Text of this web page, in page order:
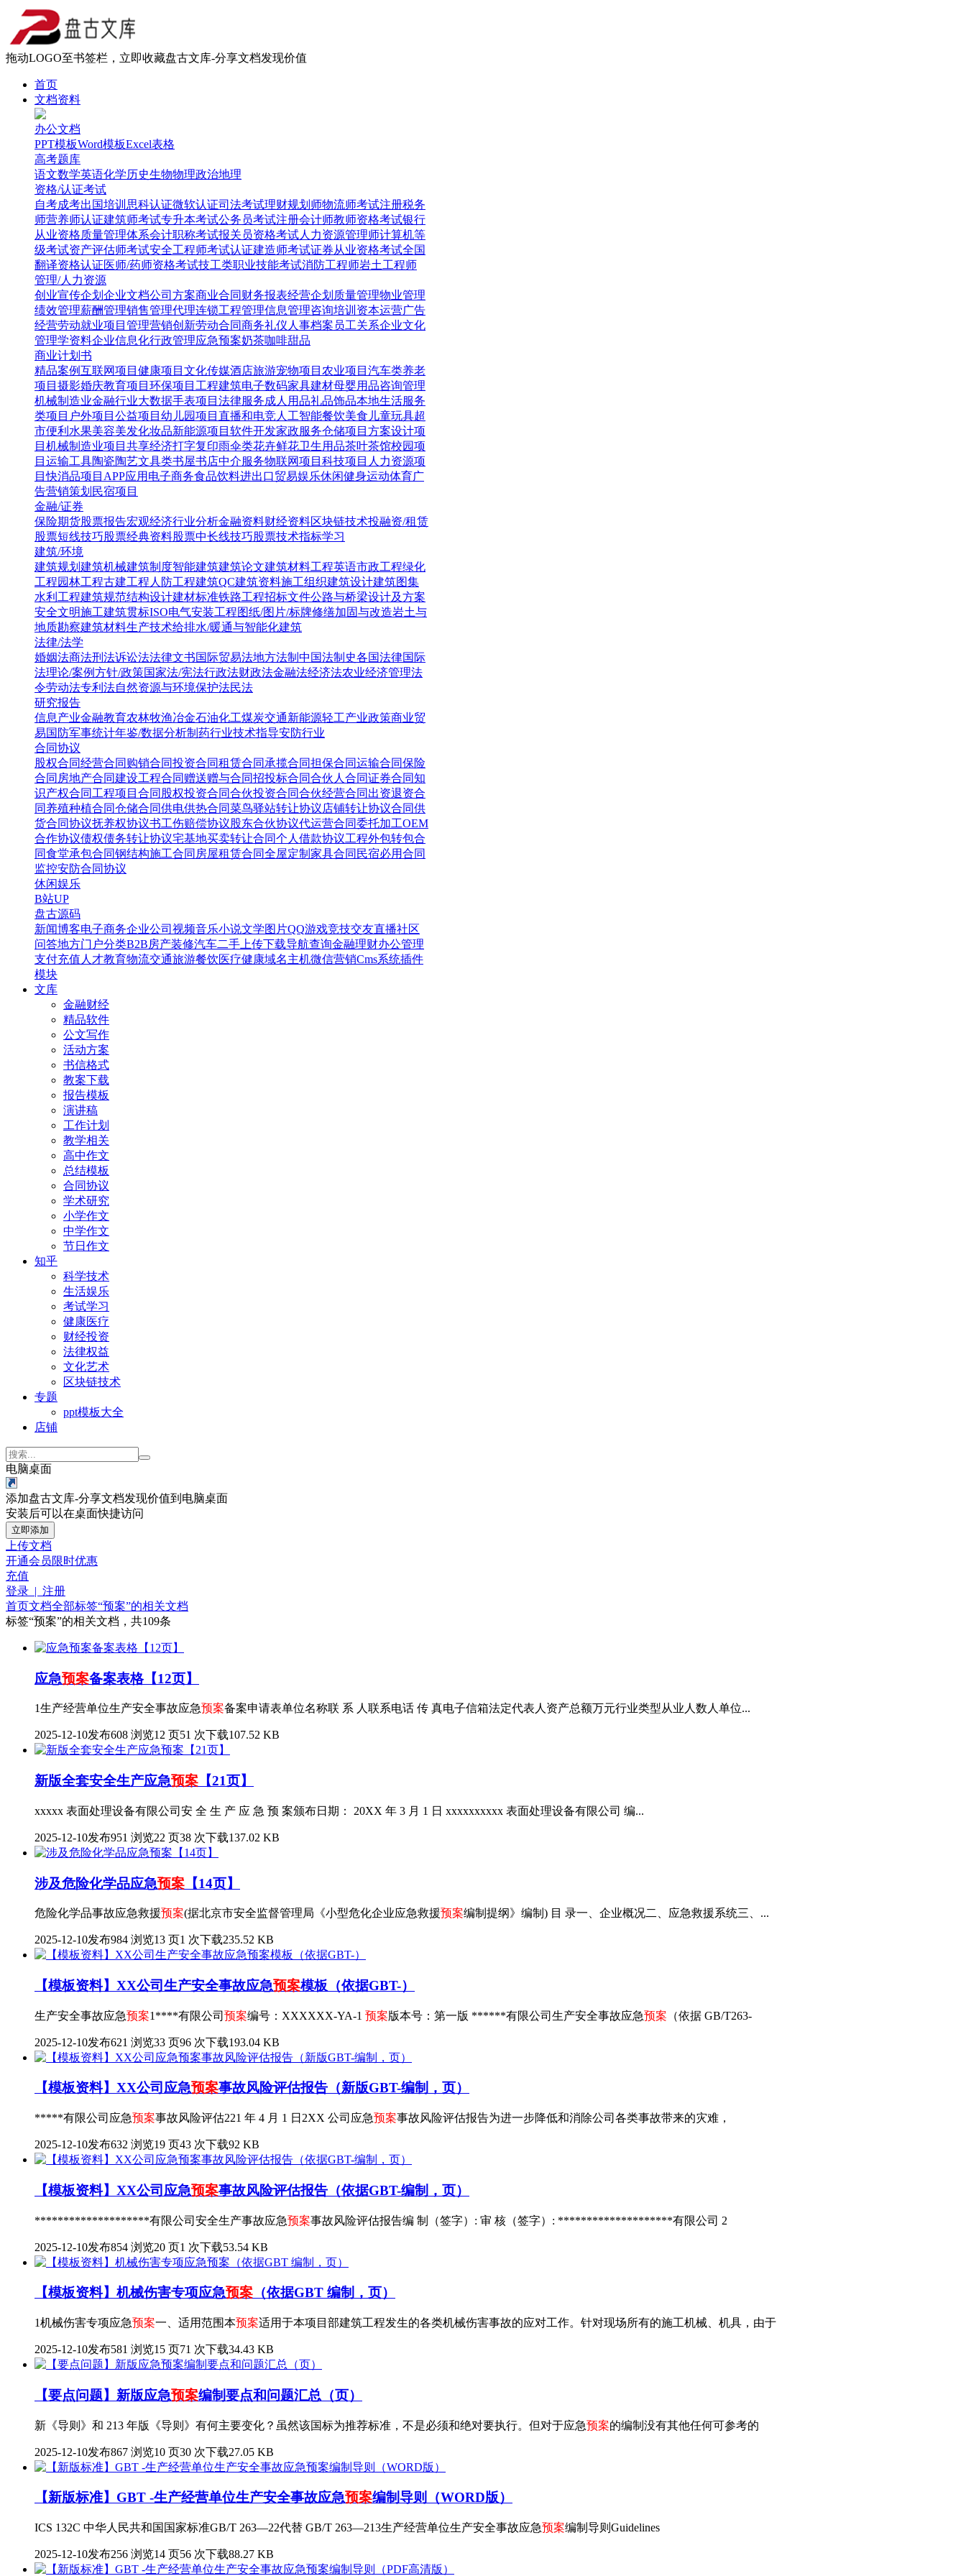
拖动LOGO至书签栏，立即收藏盘古文库-分享文档发现价值
首页
文档资料
办公文档
PPT模板Word模板Excel表格
高考题库
语文数学英语化学历史生物物理政治地理
资格/认证考试
自考成考出国培训 思科认证微软认证司法考试理财规划师物流师考试注册税务
师营养师认证建筑师考试专升本考试公务员考试注册会计师教师资格考试银行
从业资格质量管理体系会计职称考试报关员资格考试人力资源管理师计算机等
级考试资产评估师考试安全工程师考试认证建造师考试证券从业资格考试全国
翻译资格认证医师/药师资格考试技工类职业技能考试消防工程师岩土工程师
管理/人力资源
创业宣传企划 企业文档公司方案商业合同 财务报表经营企划 质量管理物业管理
绩效管理薪酬管理销售管理代理连锁工程管理信息管理咨询培训 资本运营广告
经营劳动就业项目管理营销创新劳动合同商务礼仪 人事档案 员工关系企业文化
管理学资料企业信息化行政管理应急预案奶茶咖啡甜品
商业计划书
精品案例互联网项目 健康项目 文化传媒酒店旅游宠物项目 农业项目 汽车类养老
项目 摄影婚庆教育项目 环保项目 工程建筑电子数码家具建材母婴用品咨询管理
机械制造业金融行业大数据手表项目 法律服务成人用品礼品饰品本地生活服务
类项目 户外项目 公益项目 幼儿园项目 直播和电竞人工智能餐饮美食 儿童玩具超
市便利水果美容美发化妆品新能源项目 软件开发家政服务仓储项目 方案设计项
目 机械制造业项目 共享经济打字复印雨伞类花卉鲜花卫生用品茶叶茶馆校园项
目 运输工具陶瓷陶艺文具类书屋书店中介服务物联网项目 科技项目 人力资源项
目快消品项目 APP应用 电子商务食品饮料进出口贸易娱乐休闲健身运动体育广
告营销策划 民宿项目
金融/证券
保险期货股票报告宏观经济行业分析金融资料财经资料区块链技术投融资/租赁
股票短线技巧股票经典资料股票中长线技巧股票技术指标学习
建筑/环境
建筑规划 建筑机械建筑制度智能建筑建筑论文建筑材料工程英语市政工程绿化
工程园林工程古建工程 人防工程建筑QC建筑资料施工组织建筑设计建筑图集
水利工程建筑规范结构设计建材标准铁路工程招标文件公路与桥梁设计及方案
安全文明施工建筑贯标ISO电气安装工程图纸/图片/标牌修缮加固与改造岩土与
地质勘察建筑材料生产技术给排水/暖通与智能化建筑
法律/法学
婚姻法商法刑法诉讼法法律文书国际贸易法地方法制 中国法制史各国法律国际
法理论/案例方针/政策国家法/宪法行政法财政法金融法经济法农业经济管理法
令劳动法专利法自然资源与环境保护法民法
研究报告
信息产业金融教育农林牧渔冶金石油化工煤炭交通新能源轻工产业政策商业贸
易国防军事统计年鉴/数据分析制药行业技术指导安防行业
合同协议
股权合同经营合同 购销合同投资合同租赁合同 承揽合同担保合同运输合同保险
合同 房地产合同建设工程合同 赠送赠与合同招投标合同合伙人合同证券合同知
识产权合同 工程项目合同 股权投资合同合伙投资合同合伙经营合同 出资退资合
同 养殖种植合同仓储合同供电供热合同菜鸟驿站转让协议店铺转让协议合同供
货合同协议抚养权协议书工伤赔偿协议股东合伙协议代运营合同委托加工OEM
合作协议债权债务转让协议宅基地买卖转让合同个人借款协议工程外包转包合
同食堂承包合同钢结构施工合同 房屋租赁合同全屋定制家具合同 民宿必用合同
监控安防合同协议
休闲娱乐
B站UP
盘古源码
新闻博客电子商务企业公司 视频音乐小说文学图片QQ游戏竞技交友直播社区
问答地方门户分类B2B房产装修汽车二手 上传下载导航查询金融理财办公管理
支付充值 人才教育物流交通旅游餐饮医疗健康域名主机微信营销Cms系统插件
模块
文库
金融财经
精品软件
公文写作
活动方案
书信格式
教案下载
报告模板
演讲稿
工作计划
教学相关
高中作文
总结模板
合同协议
学术研究
小学作文
中学作文
节日作文
知乎
科学技术
生活娱乐
考试学习
健康医疗
财经投资
法律权益
文化艺术
区块链技术
专题
ppt模板大全
店铺
电脑桌面
添加盘古文库-分享文档发现价值到电脑桌面
安装后可以在桌面快捷访问
立即添加
上传文档
开通会员限时优惠
充值
登录 | 注册
首页文档全部标签“预案”的相关文档
标签“预案”的相关文档，共109条
应急预案备案表格【12页】
1生产经营单位生产安全事故应急预案备案申请表单位名称联 系 人联系电话 传 真电子信箱法定代表人资产总额万元行业类型从业人数人单位...
2025-12-10发布608 浏览12 页51 次下载107.52 KB
新版全套安全生产应急预案 【21页】
xxxxx 表面处理设备有限公司安 全 生 产 应 急 预 案颁布日期： 20XX 年 3 月 1 日 xxxxxxxxxx 表面处理设备有限公司 编...
2025-12-10发布951 浏览22 页38 次下载137.02 KB
涉及危险化学品应急预案 【14页】
危险化学品事故应急救援预案(据北京市安全监督管理局《小型危化企业应急救援预案编制提纲》编制) 目 录一、企业概况二、应急救援系统三、...
2025-12-10发布984 浏览13 页1 次下载235.52 KB
【模板资料】XX公司生产安全事故应急预案模板（依据GBT-）
生产安全事故应急预案1****有限公司 预案编号：XXXXXX-YA-1 预案版本号：第一版 ******有限公司生产安全事故应急预案 （依据 GB/T263-
2025-12-10发布621 浏览33 页96 次下载193.04 KB
【模板资料】XX公司应急预案事故风险评估报告（新版GBT-编制，页）
*****有限公司应急预案事故风险评估221 年 4 月 1 日2XX 公司应急预案事故风险评估报告为进一步降低和消除公司各类事故带来的灾难，
2025-12-10发布632 浏览19 页43 次下载92 KB
【模板资料】XX公司应急预案事故风险评估报告（依据GBT-编制，页）
********************有限公司安全生产事故应急预案事故风险评估报告编 制（签字）: 审 核（签字）: ********************有限公司 2
2025-12-10发布854 浏览20 页1 次下载53.54 KB
【模板资料】机械伤害专项应急预案 （依据GBT 编制，页）
1机械伤害专项应急预案一、适用范围本预案适用于本项目部建筑工程发生的各类机械伤害事故的应对工作。针对现场所有的施工机械、机具，由于
2025-12-10发布581 浏览15 页71 次下载34.43 KB
【要点问题】新版应急预案编制要点和问题汇总（页）
新《导则》和 213 年版《导则》有何主要变化？虽然该国标为推荐标准，不是必须和绝对要执行。但对于应急预案的编制没有其他任何可参考的
2025-12-10发布867 浏览10 页30 次下载27.05 KB
【新版标准】GBT -生产经营单位生产安全事故应急预案编制导则（WORD版）
ICS 132C 中华人民共和国国家标准GB/T 263—22代替 GB/T 263—213生产经营单位生产安全事故应急预案编制导则Guidelines
2025-12-10发布256 浏览14 页56 次下载88.27 KB